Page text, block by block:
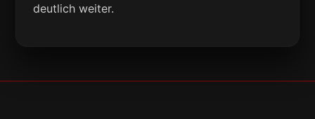
deutlich weiter.